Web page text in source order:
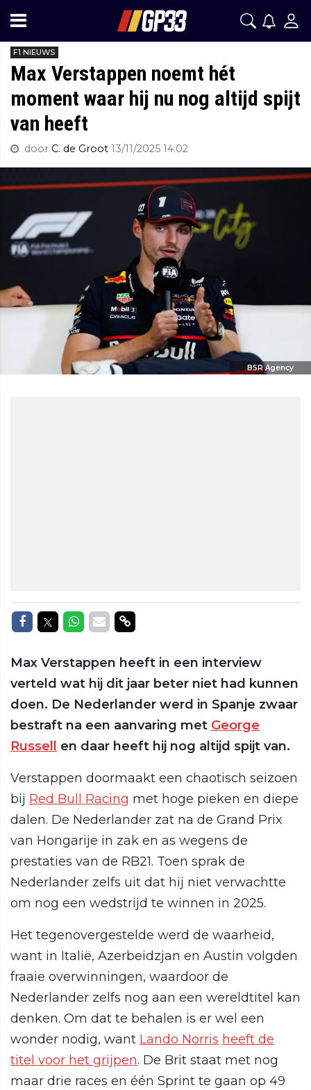
F1 NIEUWS
Max Verstappen noemt hét
moment waar hij nu nog altijd spijt
van heeft
door C. de Groot 13/11/2025 14:02
BSR Agency
Delen op Facebook
Delen op Twitter
Delen op Whatsapp
Delen via Mail
Delen via link
Max Verstappen heeft in een interview
verteld wat hij dit jaar beter niet had kunnen
doen. De Nederlander werd in Spanje zwaar
bestraft na een aanvaring met George
Russell en daar heeft hij nog altijd spijt van.
Verstappen doormaakt een chaotisch seizoen
bij Red Bull Racing met hoge pieken en diepe
dalen. De Nederlander zat na de Grand Prix
van Hongarije in zak en as wegens de
prestaties van de RB21. Toen sprak de
Nederlander zelfs uit dat hij niet verwachtte
om nog een wedstrijd te winnen in 2025.
Het tegenovergestelde werd de waarheid,
want in Italië, Azerbeidzjan en Austin volgden
fraaie overwinningen, waardoor de
Nederlander zelfs nog aan een wereldtitel kan
denken. Om dat te behalen is er wel een
wonder nodig, want Lando Norris heeft de
titel voor het grijpen. De Brit staat met nog
maar drie races en één Sprint te gaan op 49